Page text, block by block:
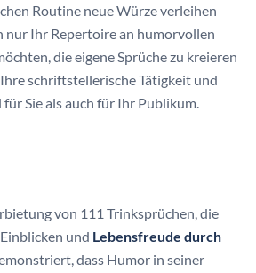
Routine neue Würze verleihen
nur Ihr Repertoire an humorvollen
die eigene Sprüche zu kreieren
schriftstellerische Tätigkeit und
Sie als auch für Ihr Publikum.
von 111 Trinksprüchen, die
und Lebensfreude durch
dass Humor in seiner